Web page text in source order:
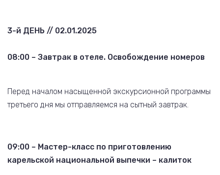
3-й ДЕНЬ // 02.01.2025
08:00 – Завтрак в отеле. Освобождение номеров
Перед началом насыщенной экскурсионной программы
третьего дня мы отправляемся на сытный завтрак.
09:00 – Мастер-класс по приготовлению
карельской национальной выпечки – калиток